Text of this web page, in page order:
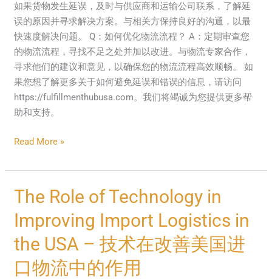
如果货物发生延误，及时与供应商和运输公司联系，了解延
误的原因并寻求解决方案。与相关方保持良好的沟通，以最
快速度解决问题。 Q：如何优化物流流程？ A：定期审查您
的物流流程，寻找不足之处并加以改进。与物流专家合作，
寻求他们的建议和意见，以确保您的物流流程高效顺畅。 如
果您想了解更多关于如何避免延误和错误的信息，请访问
https://fulfillmenthubusa.com。我们将竭诚为您提供更多帮
助和支持。
Read More »
The Role of Technology in
Improving Import Logistics in
the USA – 技术在改善美国进
口物流中的作用
The
Role
of
Technology
in
Improving